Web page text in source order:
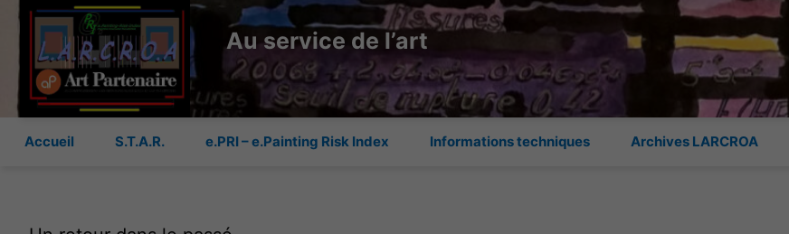
Au service de l’art
Accueil S.T.A.R. e.PRI – e.Painting Risk Index Informations techniques Archives LARCROA